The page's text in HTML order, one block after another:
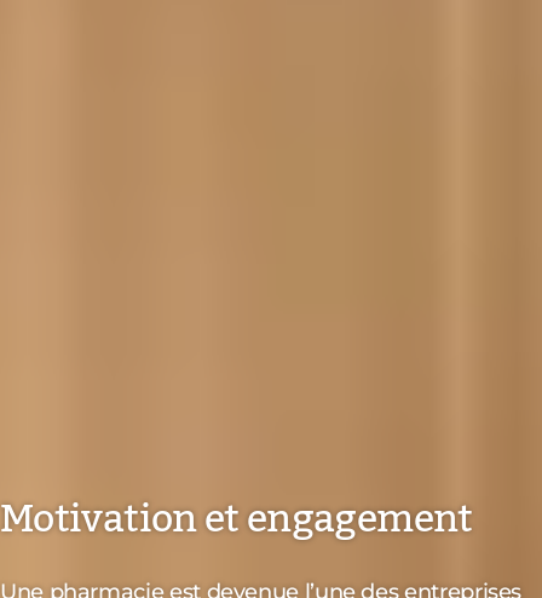
Motivation et engagement
Une pharmacie est devenue l’une des entreprises